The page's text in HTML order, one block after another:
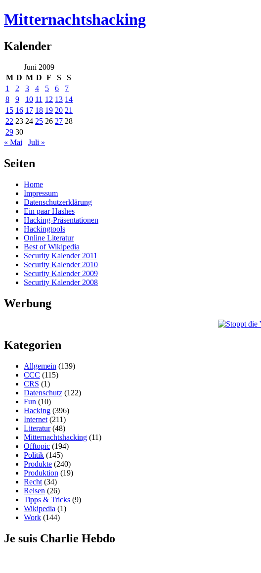
Mitternachtshacking
Kalender
Juni 2009
M D M D F S
S
1
2 3 4 5 6
7
8
9 10 11 12 13 14
15 16 17 18 19 20 21
22 23 24 25 26 27 28
29 30
« Mai
Juli »
Seiten
Home
Impressum
Datenschutzerklärung
Ein paar Hashes
Hacking-Präsentationen
Hackingtools
Online Literatur
Best of Wikipedia
Security Kalender 2011
Security Kalender 2010
Security Kalender 2009
Security Kalender 2008
Werbung
Kategorien
Allgemein (139)
CCC (115)
CRS (1)
Datenschutz (122)
Fun (10)
Hacking (396)
Internet (211)
Literatur(48)
Mitternachtshacking (11)
Offtopic (194)
Politik (145)
Produkte (240)
Produktion (19)
Recht (34)
Reisen (26)
Tipps & Tricks (9)
Wikipedia (1)
Work (144)
Je suis Charlie Hebdo